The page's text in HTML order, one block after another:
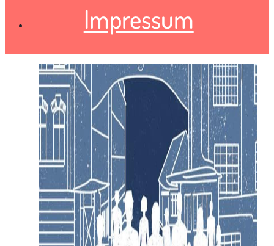
Impressum